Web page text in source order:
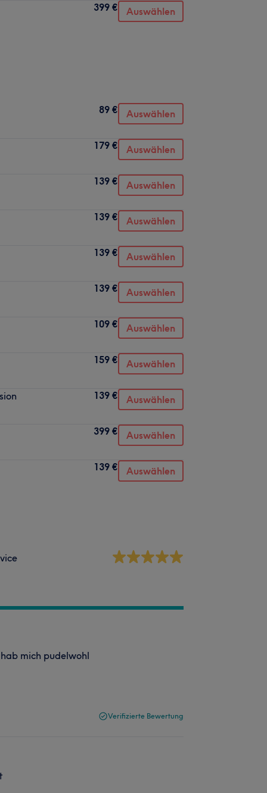
399 € Auswählen
89 € Auswählen
179 € Auswählen
139 € Auswählen
139 € Auswählen
139 € Auswählen
139 € Auswählen
109 € Auswählen
159 € Auswählen
139 € Auswählen
399 € Auswählen
139 € Auswählen
mich pudelwohl
Verifizierte Bewertung